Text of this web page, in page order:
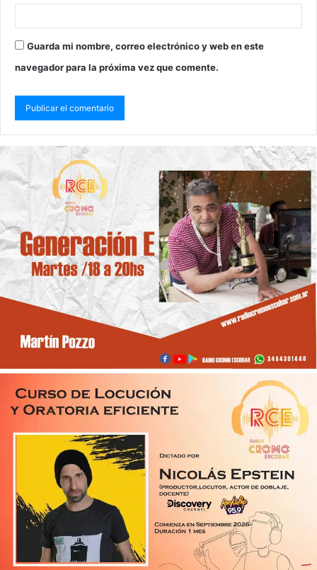
Guarda mi nombre, correo electrónico y web en este
navegador para la próxima vez que comente.